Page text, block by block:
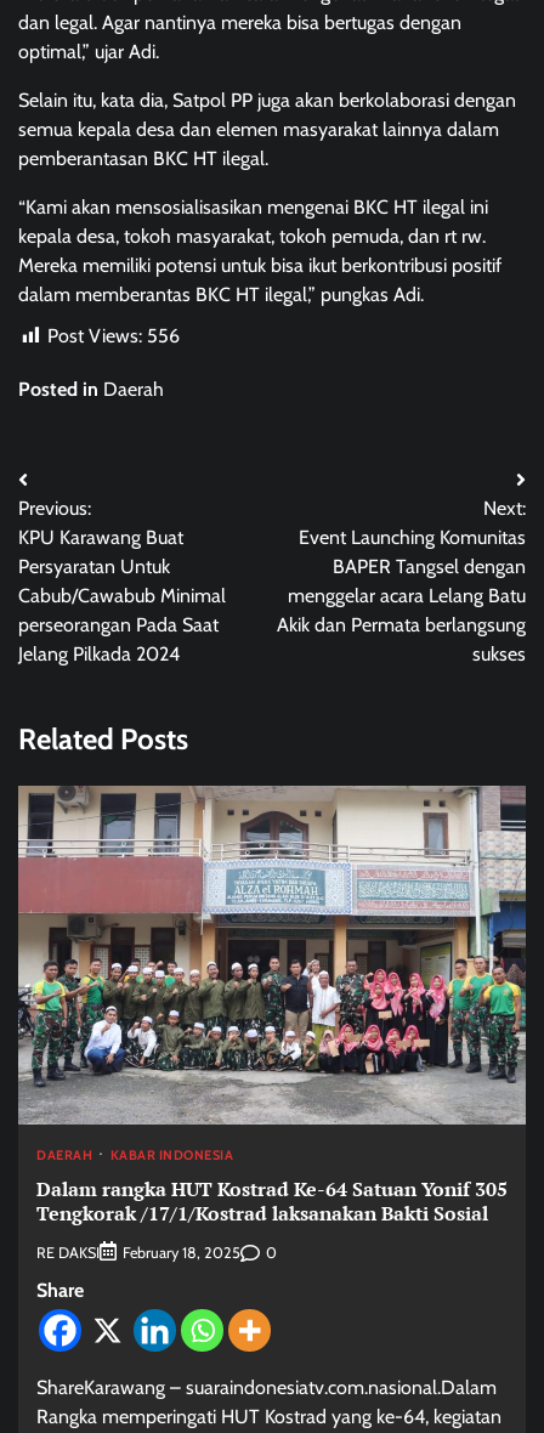
dan legal. Agar nantinya mereka bisa bertugas dengan
optimal,” ujar Adi.
Selain itu, kata dia, Satpol PP juga akan berkolaborasi dengan
semua kepala desa dan elemen masyarakat lainnya dalam
pemberantasan BKC HT ilegal.
“Kami akan mensosialisasikan mengenai BKC HT ilegal ini
kepala desa, tokoh masyarakat, tokoh pemuda, dan rt rw.
Mereka memiliki potensi untuk bisa ikut berkontribusi positif
dalam memberantas BKC HT ilegal,” pungkas Adi.
Post Views: 556
Posted in Daerah
Post
navigation
Previous:
KPU Karawang Buat
Persyaratan Untuk
Cabub/Cawabub Minimal
perseorangan Pada Saat
Jelang Pilkada 2024
Next:
Event Launching Komunitas
BAPER Tangsel dengan
menggelar acara Lelang Batu
Akik dan Permata berlangsung
sukses
Related Posts
DAERAH KABAR INDONESIA
Dalam rangka HUT Kostrad Ke-64 Satuan Yonif 305
Tengkorak /17/1/Kostrad laksanakan Bakti Sosial
RE DAKSI February 18, 2025 0
Share
ShareKarawang – suaraindonesiatv.com.nasional.Dalam
Rangka memperingati HUT Kostrad yang ke-64, kegiatan